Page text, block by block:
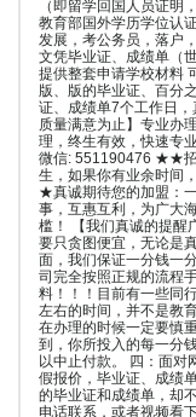
（即留学回国人员证明
教育部国外学历学位认
发展，考公务员，落户
文凭毕业证、成绩单（
提供整套申请学校材料
版、版的毕业证、百分
证、成绩单7个工作日
质量满意为止】专业办
理，终生有效，快速专
微信: 551190476 ★★招
生，如果你有业余时间
★真诚期待您的加盟：
事，互惠互利，为广大
槛！ 【我们真诚的提
要只贪图便宜，无论是
面，我们保证一分钱
司完全按照正规的流程
料！！！目前有一些同
左右的时间，并不是教
在办理的时候一定要慎
到，你所投入的每一分
以中止付款。 四：面对
假报价，毕业证、成绩
的毕业证和成绩单，却
电话联系，或者视频看